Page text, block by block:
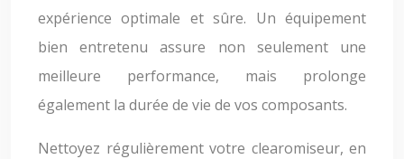
expérience optimale et sûre. Un équipement
bien entretenu assure non seulement une
meilleure performance, mais prolonge
également la durée de vie de vos composants.
Nettoyez régulièrement votre clearomiseur, en